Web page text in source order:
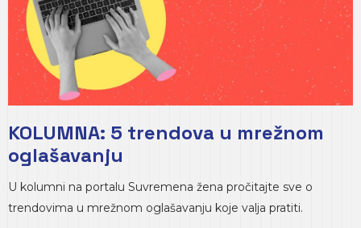
KOLUMNA: 5 trendova u mrežnom
oglašavanju
U kolumni na portalu Suvremena žena pročitajte sve o
trendovima u mrežnom oglašavanju koje valja pratiti.